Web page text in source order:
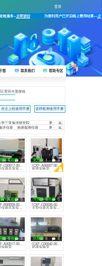
科研
城科研仪器